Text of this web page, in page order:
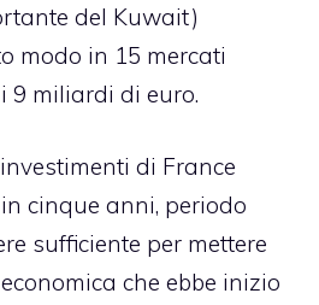
del Kuwait)
modo in 15 mercati
9 miliardi di euro.
di France
cinque anni, periodo
sufficiente per mettere
che ebbe inizio